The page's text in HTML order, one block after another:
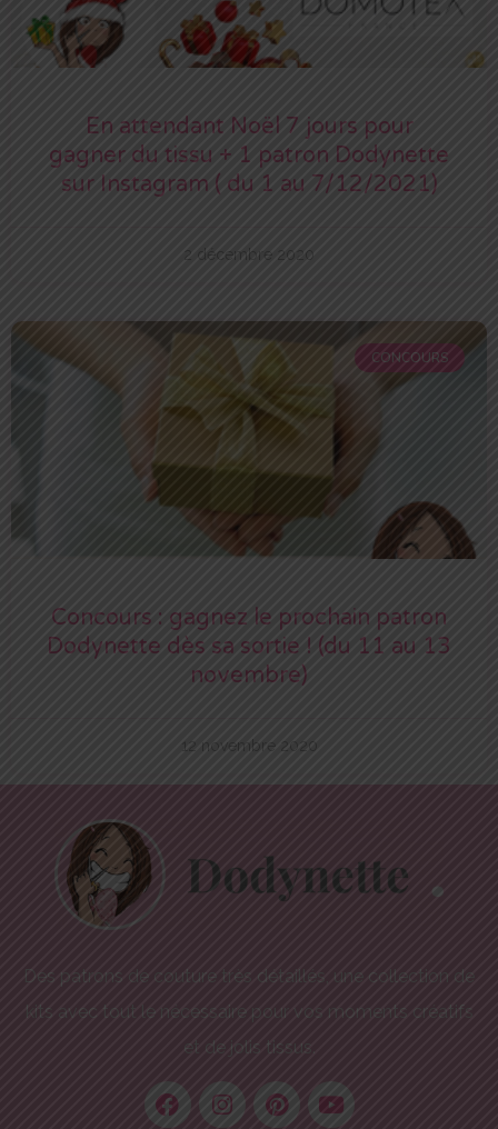
En attendant Noël 7 jours pour
gagner du tissu + 1 patron Dodynette
sur Instagram ( du 1 au 7/12/2021)
2 décembre 2020
CONCOURS
Concours : gagnez le prochain patron
Dodynette dès sa sortie ! (du 11 au 13
novembre)
12 novembre 2020
Des patrons de couture très détaillés, une collection de
kits avec tout le nécessaire pour vos moments créatifs
et de jolis tissus.